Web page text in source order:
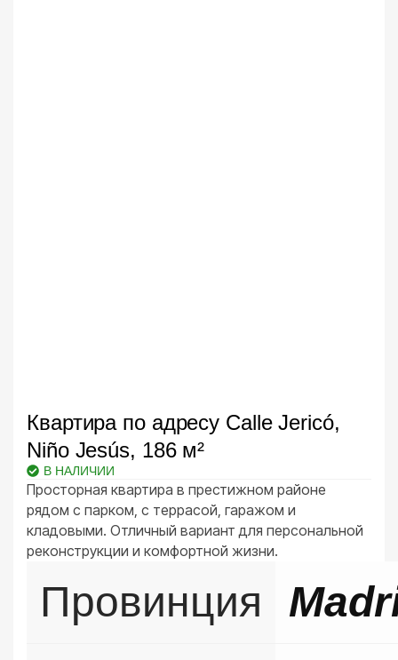
Квартира по адресу Calle Jericó,
Niño Jesús, 186 м²
В НАЛИЧИИ
Просторная квартира в престижном районе
рядом с парком, с террасой, гаражом и
кладовыми. Отличный вариант для персональной
реконструкции и комфортной жизни.
Провинция